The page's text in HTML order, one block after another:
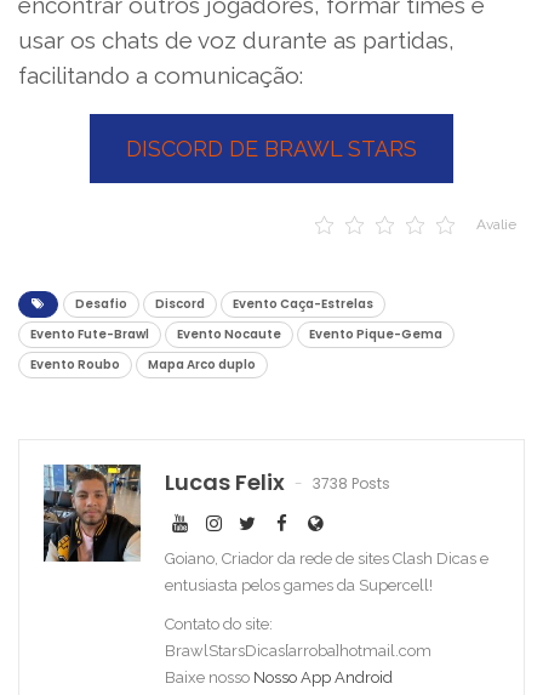
usar os chats de voz durante as partidas,
facilitando a comunicação:
DISCORD DE BRAWL STARS
Avalie
Desafio Discord
Evento Caça-Estrelas
Evento Fute-Brawl
Evento Nocaute
Evento Pique-Gema
Evento Roubo
Mapa Arco duplo
Lucas Felix 3738 Posts
Goiano, Criador da rede de sites Clash Dicas e
entusiasta pelos games da Supercell!
Contato do site:
BrawlStarsDicas[arroba]hotmail.com
Baixe nosso Nosso App Android